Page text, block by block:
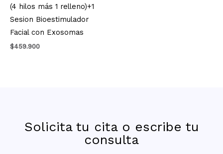
(4 hilos más 1 relleno)+1
Sesion Bioestimulador
Facial con Exosomas
$459.900
Solicita tu cita o escribe tu
consulta